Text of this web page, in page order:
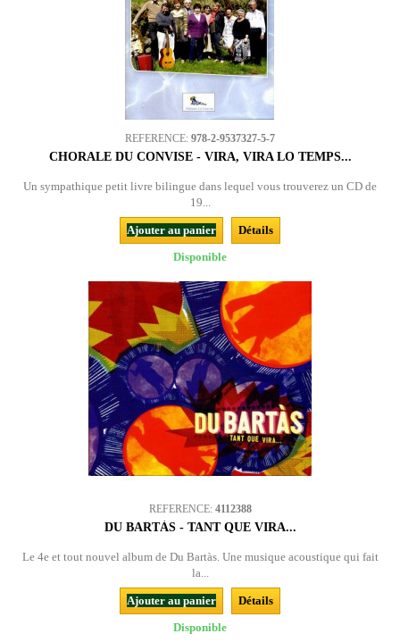
REFERENCE: 978-2-9537327-5-7
CHORALE DU CONVISE - VIRA, VIRA LO TEMPS...
Un sympathique petit livre bilingue dans lequel vous trouverez un CD de
19...
Ajouter au panier
Détails
Disponible
REFERENCE: 4112388
DU BARTÀS - TANT QUE VIRA...
Le 4e et tout nouvel album de Du Bartàs. Une musique acoustique qui fait
la...
Ajouter au panier
Détails
Disponible